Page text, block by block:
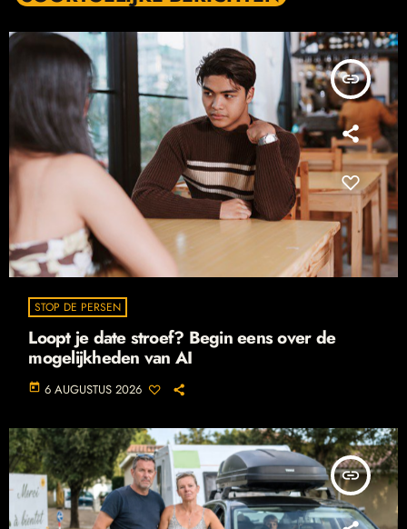
insert_link
STOP DE PERSEN
Loopt je date stroef? Begin eens over de
mogelijkheden van AI
today 6 AUGUSTUS 2026
insert_link